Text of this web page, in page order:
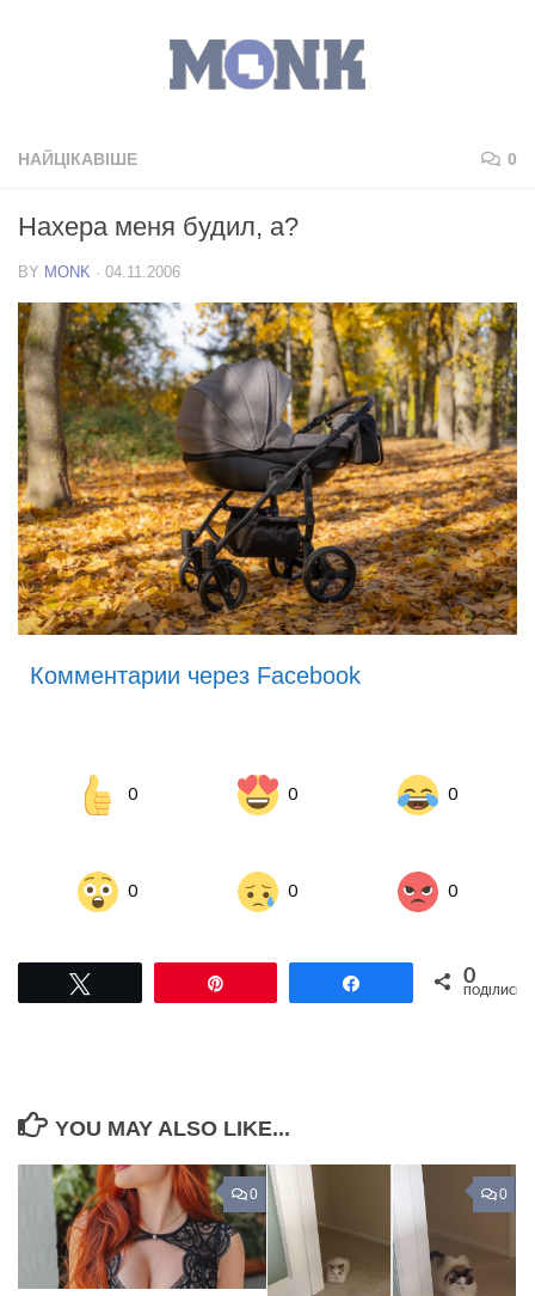
НАЙЦІКАВІШЕ 0
Нахера меня будил, а?
BY MONK · 04.11.2006
Комментарии через Facebook
0 0 0
0 0 0
Поділитися0
ПОДІЛИСЬ
YOU MAY ALSO LIKE...
0 0